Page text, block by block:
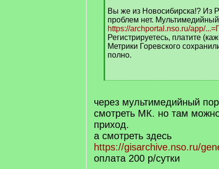
q
]
Вы же из Новосибирска!? Из
проблем нет.
https://archportal.nso.ru/app/
Регистрируетесь, платите
Метрики Горевского
полно.
[
q
]
через мультимедийный
смотреть МК. но там
приход.
а смотреть здесь
https://gisarchive.nso.ru/
оплата 200 р/сутки